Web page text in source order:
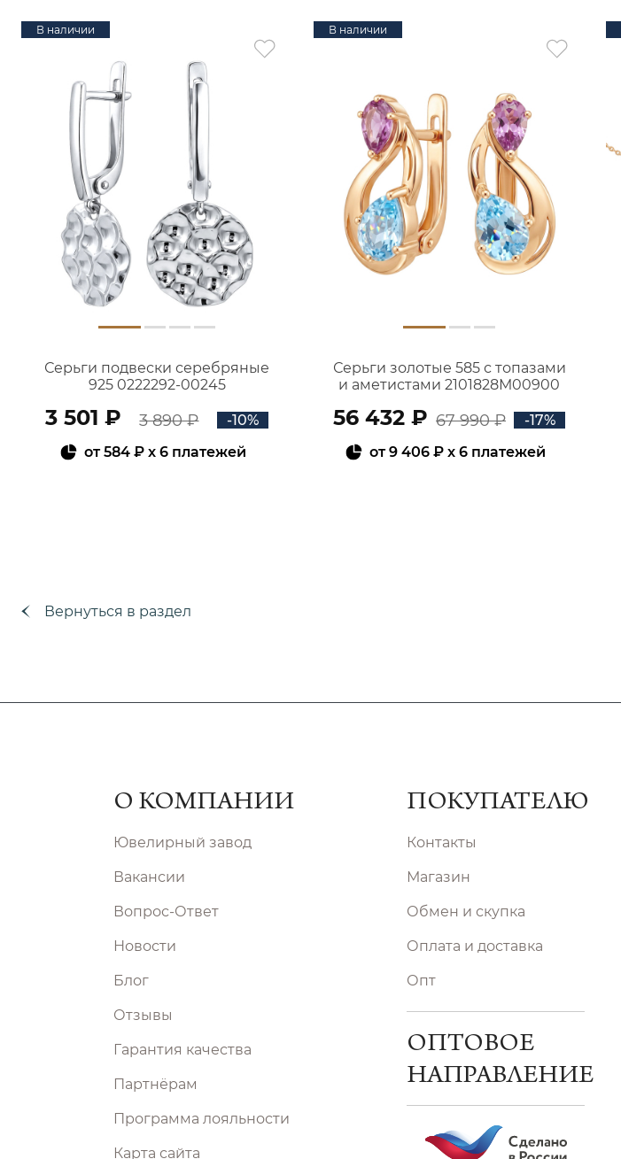
В наличии
Серьги подвески серебряные
925 0222292-00245
3 501 ₽ 3 890 ₽
-10%
от584 ₽ x 6 платежей
В наличии
Серьги золотые 585 с топазами
и аметистами 2101828М00900
56 432 ₽ 67 990 ₽
-17%
от9 406 ₽ x 6 платежей
Вернуться в раздел
О КОМПАНИИ
Ювелирный завод
Вакансии
Вопрос-Ответ
Новости
Блог
Отзывы
Гарантия качества
Партнёрам
Программа лояльности
Карта сайта
ПОКУПАТЕЛЮ
Контакты
Магазин
Обмен и скупка
Оплата и доставка
Опт
ОПТОВОЕ
НАПРАВЛЕНИЕ